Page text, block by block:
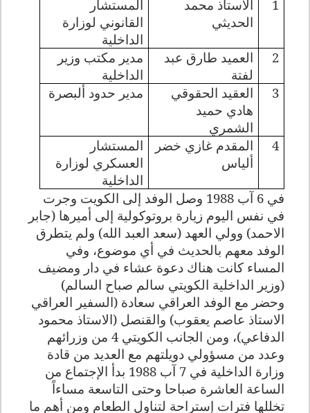
1
الأستاذ محمد
الحديثي
المستشار
القانوني لوزارة
الداخلية
2
العميد طارق عبد
لفتة
مدير مكتب وزير
الداخلية
3
العقيد الحقوقي
هادي حميد
الشمري
مدير حدود ألبصرة
4
المقدم غازي خضر
ألياس
المستشار
العسكري لوزارة
الداخلية
في 6 آب 1988 وصل الوفد إلى الكويت وجرت
في نفس اليوم زيارة بروتوكولية إلى أميرها (جابر
الاحمد) وولي العهد (سعد العبد الله) ولم يتطرق
الوفد معهم بالحديث في أي موضوع، وفي
المساء كانت هناك دعوة عشاء في دار ومضيف
(وزير الداخلية الكويتي سالم صباح السالم)
وحضر مع الوفد العراقي سعادة (السفير العراقي
الاستاذ عاصم يعقوب) والقنصل (الاستاذ محمود
الدفاعي)، ومن الجانب الكويتي 4 من وزرائهم
وعدد من مسؤولي دويلتهم مع العديد من قادة
وزارة الداخلية في 7 آب 1988 بدأ الإجتماع من
الساعة العاشرة صباحا وحتى التاسعة مساءاً
تخللها فترات إستراحة لتناول الطعام ومن أهم ما